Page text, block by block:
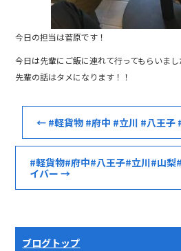
今日の担当は菅原です！
今日は先輩にご飯に連れて行ってもらいまし
先輩の話はタメになります！！
← #軽貨物 #府中 #立川 #八王子
#軽貨物#府中#八王子#立川#山梨
イバー→
ブログトップ